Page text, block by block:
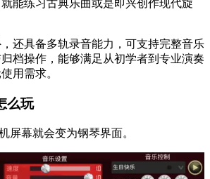
能练习古典乐曲或是即兴创作现代旋
还具备多轨录音能力，可支持完整音乐
档操作，能够满足从初学者到专业演奏
用需求。
么玩
屏幕就会变为钢琴界面。